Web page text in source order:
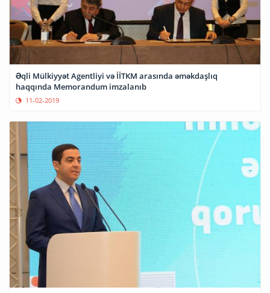
Əqli Mülkiyyət Agentliyi və İİTKM arasında əməkdaşlıq
haqqında Memorandum imzalanıb
11-02-2019